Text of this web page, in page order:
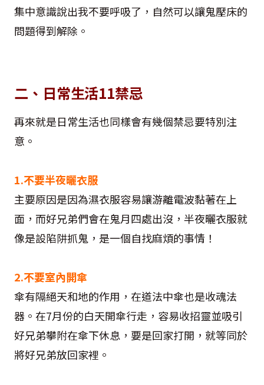
集中意識說出我不要呼吸了，自然可以讓鬼壓床的
問題得到解除。
二、日常生活11禁忌
再來就是日常生活也同樣會有幾個禁忌要特別注
意。
1.不要半夜曬衣服
主要原因是因為濕衣服容易讓游離電波黏著在上
面，而好兄弟們會在鬼月四處出沒，半夜曬衣服就
像是設陷阱抓鬼，是一個自找麻煩的事情！
2.不要室內開傘
傘有隔絕天和地的作用，在道法中傘也是收魂法
器。在7月份的白天開傘行走，容易收招靈並吸引
好兄弟攀附在傘下休息，要是回家打開，就等同於
將好兄弟放回家裡。